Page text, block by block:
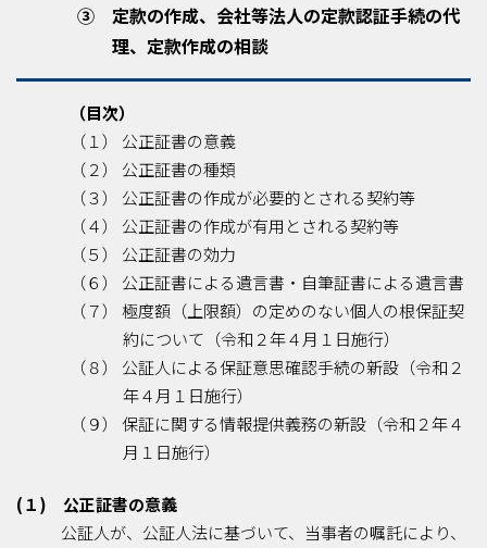
③ 定款の作成、会社等法人の定款認証手続の代
理、定款作成の相談
（目次）
（１） 公正証書の意義
（２） 公正証書の種類
（３） 公正証書の作成が必要的とされる契約等
（４） 公正証書の作成が有用とされる契約等
（５） 公正証書の効力
（６） 公正証書による遺言書・自筆証書による遺言書
（７） 極度額（上限額）の定めのない個人の根保証契
約について（令和２年４月１日施行）
（８） 公証人による保証意思確認手続の新設（令和２
年４月１日施行）
（９） 保証に関する情報提供義務の新設（令和２年４
月１日施行）
(１) 公正証書の意義
公証人が、公証人法に基づいて、当事者の嘱託により、